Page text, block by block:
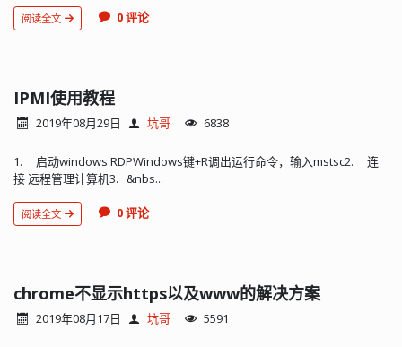
阅读全文 0 评论
IPMI使用教程
2019年08月29日 坑哥 6838
1. 启动windows RDPWindows键+R调出运行命令，输入mstsc2. 连
接 远程管理计算机3. &nbs...
阅读全文 0 评论
chrome不显示https以及www的解决方案
2019年08月17日 坑哥 5591